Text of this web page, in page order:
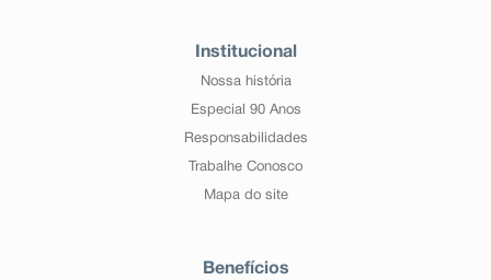
Institucional
Nossa história
Especial 90 Anos
Responsabilidades
Trabalhe Conosco
Mapa do site
Benefícios